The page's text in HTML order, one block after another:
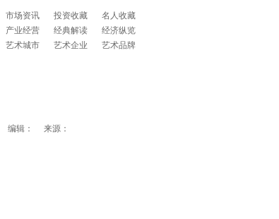
市场资讯
产业经营
艺术城市
投资收藏
经典解读
艺术企业
名人收藏
经济纵览
艺术品牌
编辑： 来源：